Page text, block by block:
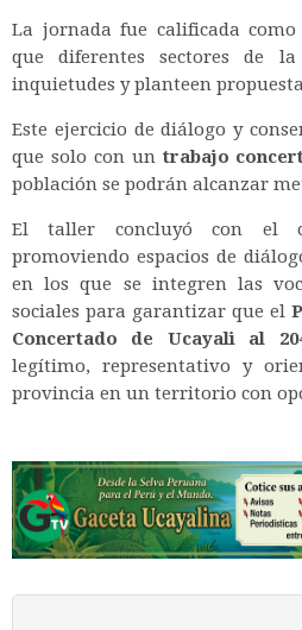
La jornada fue calificada
que diferentes sectores de la
inquietudes y planteen
Este ejercicio de diálogo y
que solo con un trabajo
población se podrán alcanzar
El taller concluyó con el
promoviendo espacios de
en los que se integren las
sociales para garantizar que el
Concertado de Ucayali al
legítimo, representativo y
provincia en un territorio con